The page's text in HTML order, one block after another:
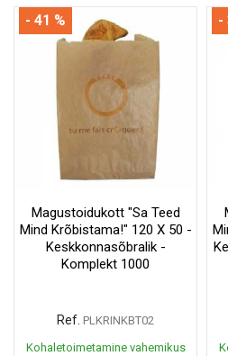
Magustoidukott "Sa Teed
Mind Krõbistama!" 120 X 50 -
Keskkonnasõbralik -
Komplekt 1000
Ref. PLKRINKBT02
Kohaletoimetamine vahemikus
- 41 % -